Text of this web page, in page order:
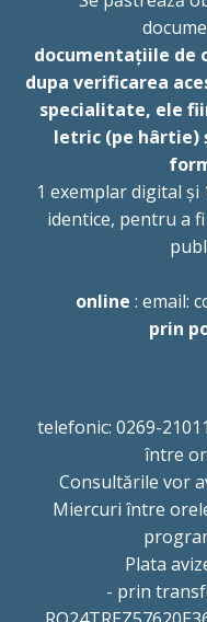
documentațiile de
dupa verificarea
specialitate, ele
letric (pe hârtie)
1 exemplar digital
identice, pentru a
online : email:
prin
telefonic: 0269-
între
Consultările vor
Miercuri între
Plata
- prin